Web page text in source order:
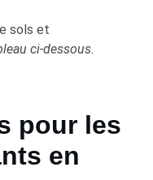
sols et
ci-dessous.
pour les
en